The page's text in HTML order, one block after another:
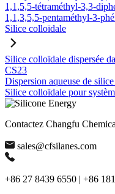
1,1,5,5-tétraméthyl-3,3-
1,1,3,5,5-pentaméthyl-3-
Silice colloïdale
Silice colloïdale dispersée
CS23
Dispersion aqueuse de
Silice colloïdale pour
Contactez Changfu
sales@cfsilanes.com
+86 27 8439 6550 | +86